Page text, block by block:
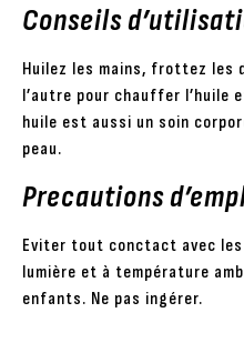
Conseils
Huilez les mains, frottez les
l’autre pour chauffer l’huile
huile est aussi un soin
peau.
Precautions
Eviter tout conctact avec les
lumière et à température
enfants. Ne pas ingérer.